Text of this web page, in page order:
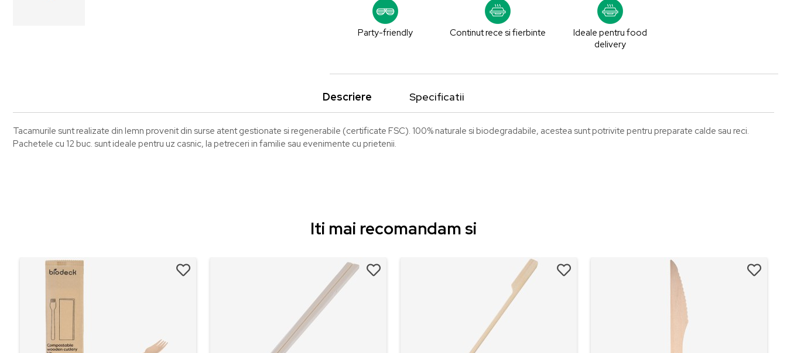
Party-friendly Continut rece si fierbinte
Ideale pentru food
delivery
Descriere Specificatii
Tacamurile sunt realizate din lemn provenit din surse atent gestionate si regenerabile (certificate FSC). 100% naturale si biodegradabile, acestea sunt potrivite pentru preparate calde sau reci.
Pachetele cu 12 buc. sunt ideale pentru uz casnic, la petreceri in familie sau evenimente cu prietenii.
Iti mai recomandam si